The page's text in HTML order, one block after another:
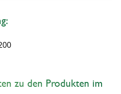
zu den Produkten im